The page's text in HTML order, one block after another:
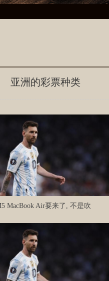
亚洲的彩票种类
MacBook Air要来了, 不是吹